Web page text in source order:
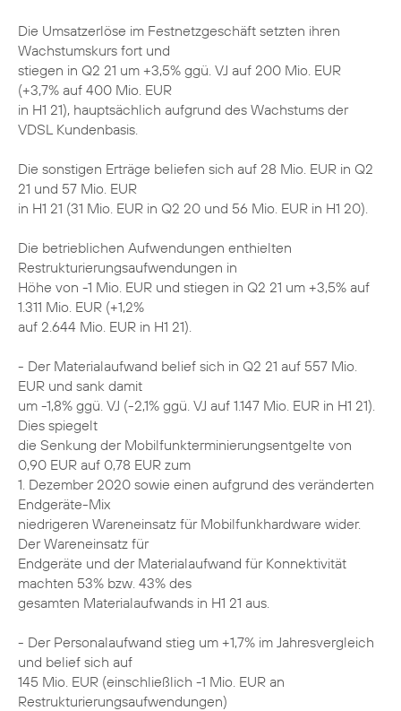
Die Umsatzerlöse im Festnetzgeschäft setzten ihren
Wachstumskurs fort und
stiegen in Q2 21 um +3,5% ggü. VJ auf 200 Mio. EUR
(+3,7% auf 400 Mio. EUR
in H1 21), hauptsächlich aufgrund des Wachstums der
VDSL Kundenbasis.
Die sonstigen Erträge beliefen sich auf 28 Mio. EUR in Q2
21 und 57 Mio. EUR
in H1 21 (31 Mio. EUR in Q2 20 und 56 Mio. EUR in H1 20).
Die betrieblichen Aufwendungen enthielten
Restrukturierungsaufwendungen in
Höhe von -1 Mio. EUR und stiegen in Q2 21 um +3,5% auf
1.311 Mio. EUR (+1,2%
auf 2.644 Mio. EUR in H1 21).
- Der Materialaufwand belief sich in Q2 21 auf 557 Mio.
EUR und sank damit
um -1,8% ggü. VJ (-2,1% ggü. VJ auf 1.147 Mio. EUR in H1 21).
Dies spiegelt
die Senkung der Mobilfunkterminierungsentgelte von
0,90 EUR auf 0,78 EUR zum
1. Dezember 2020 sowie einen aufgrund des veränderten
Endgeräte-Mix
niedrigeren Wareneinsatz für Mobilfunkhardware wider.
Der Wareneinsatz für
Endgeräte und der Materialaufwand für Konnektivität
machten 53% bzw. 43% des
gesamten Materialaufwands in H1 21 aus.
- Der Personalaufwand stieg um +1,7% im Jahresvergleich
und belief sich auf
145 Mio. EUR (einschließlich -1 Mio. EUR an
Restrukturierungsaufwendungen)